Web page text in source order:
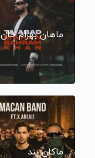
ماهان بهرام خان
ماکان بند